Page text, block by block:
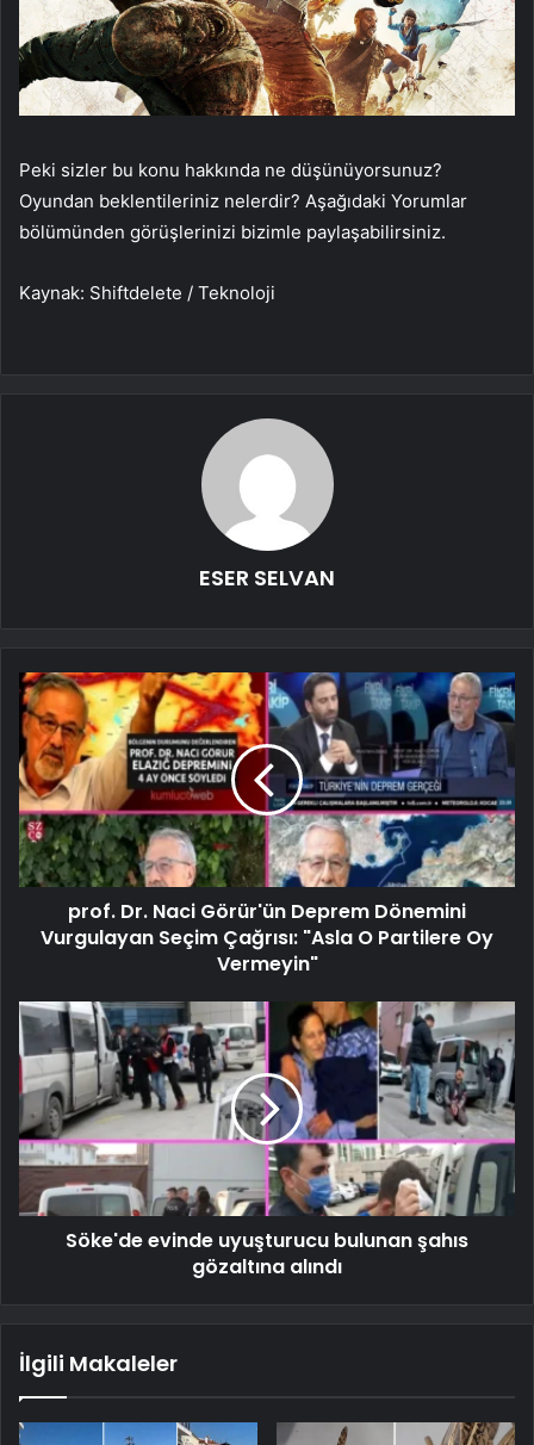
Peki sizler bu konu hakkında ne düşünüyorsunuz?
Oyundan beklentileriniz nelerdir? Aşağıdaki Yorumlar
bölümünden görüşlerinizi bizimle paylaşabilirsiniz.
Kaynak: Shiftdelete / Teknoloji
ESER SELVAN
prof. Dr. Naci Görür'ün Deprem Dönemini
Vurgulayan Seçim Çağrısı: "Asla O Partilere Oy
Vermeyin"
Söke'de evinde uyuşturucu bulunan şahıs
gözaltına alındı
İlgili Makaleler